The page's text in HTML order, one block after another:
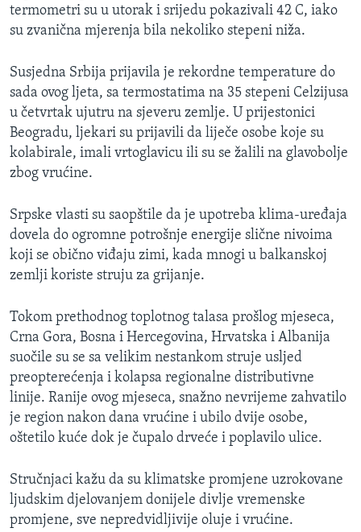
termometri su u utorak i srijedu pokazivali 42 C, iako
su zvanična mjerenja bila nekoliko stepeni niža.
Susjedna Srbija prijavila je rekordne temperature do
sada ovog ljeta, sa termostatima na 35 stepeni Celzijusa
u četvrtak ujutru na sjeveru zemlje. U prijestonici
Beogradu, ljekari su prijavili da liječe osobe koje su
kolabirale, imali vrtoglavicu ili su se žalili na glavobolje
zbog vrućine.
Srpske vlasti su saopštile da je upotreba klima-uređaja
dovela do ogromne potrošnje energije slične nivoima
koji se obično viđaju zimi, kada mnogi u balkanskoj
zemlji koriste struju za grijanje.
Tokom prethodnog toplotnog talasa prošlog mjeseca,
Crna Gora, Bosna i Hercegovina, Hrvatska i Albanija
suočile su se sa velikim nestankom struje usljed
preopterećenja i kolapsa regionalne distributivne
linije. Ranije ovog mjeseca, snažno nevrijeme zahvatilo
je region nakon dana vrućine i ubilo dvije osobe,
oštetilo kuće dok je čupalo drveće i poplavilo ulice.
Stručnjaci kažu da su klimatske promjene uzrokovane
ljudskim djelovanjem donijele divlje vremenske
promjene, sve nepredvidljivije oluje i vrućine.